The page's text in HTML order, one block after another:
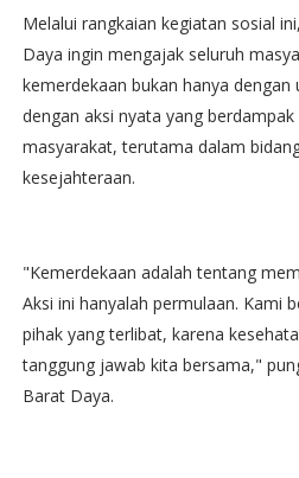
Melalui rangkaian kegiatan sosial
Daya ingin mengajak seluruh
kemerdekaan bukan hanya dengan
dengan aksi nyata yang
masyarakat, terutama dalam
kesejahteraan.
"Kemerdekaan adalah tentang
Aksi ini hanyalah permulaan. Kami
pihak yang terlibat, karena
tanggung jawab kita bersama,"
Barat Daya.